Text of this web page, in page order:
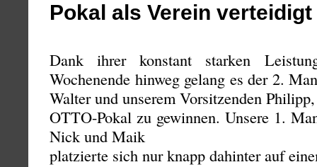
Pokal als Verein verteidigt
Dank ihrer konstant starken
Wochenende hinweg gelang es der 2.
Walter und unserem Vorsitzenden
OTTO-Pokal zu gewinnen. Unsere 1.
Nick und Maik
platzierte sich nur knapp dahinter auf